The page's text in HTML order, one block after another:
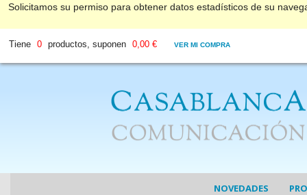
Solicitamos su permiso para obtener datos estadísticos de su
Tiene 0 productos, suponen 0,00 € VER MI COMPRA
NOVEDADES